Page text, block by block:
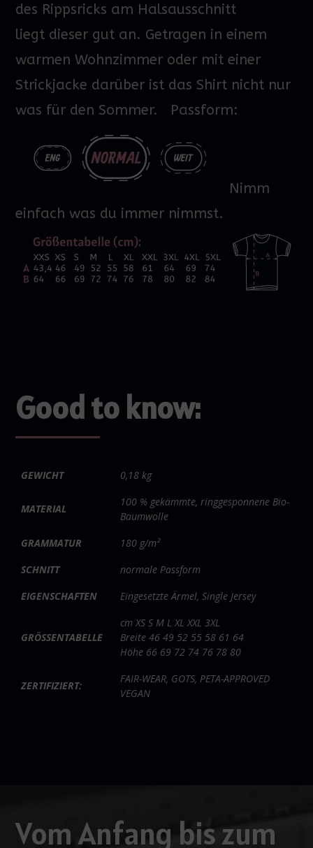
des Rippsricks am Halsausschnitt
liegt dieser gut an. Getragen in einem
warmen Wohnzimmer oder mit einer
Strickjacke darüber ist das Shirt nicht nur
was für den Sommer.
Passform:
Nimm
einfach was du immer nimmst.
Good to know:
GEWICHT 0,18 kg
MATERIAL
100 % gekämmte, ringgesponnene Bio-
Baumwolle
GRAMMATUR
180 g/m²
SCHNITT
normale Passform
EIGENSCHAFTEN
Eingesetzte Ärmel, Single Jersey
GRÖSSENTABELLE
cm XS S M L XL XXL 3XL
Breite 46 49 52 55 58 61 64
Höhe 66 69 72 74 76 78 80
ZERTIFIZIERT:
FAIR-WEAR, GOTS, PETA-APPROVED
VEGAN
Vom Anfang bis zum